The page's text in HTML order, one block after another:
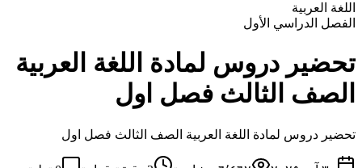
اللغة العربية
الفصل الدراسي الأول
تحضير دروس لمادة اللغة العربية
الصف الثالث فصل اول
تحضير دروس لمادة اللغة العربية الصف الثالث فصل اول